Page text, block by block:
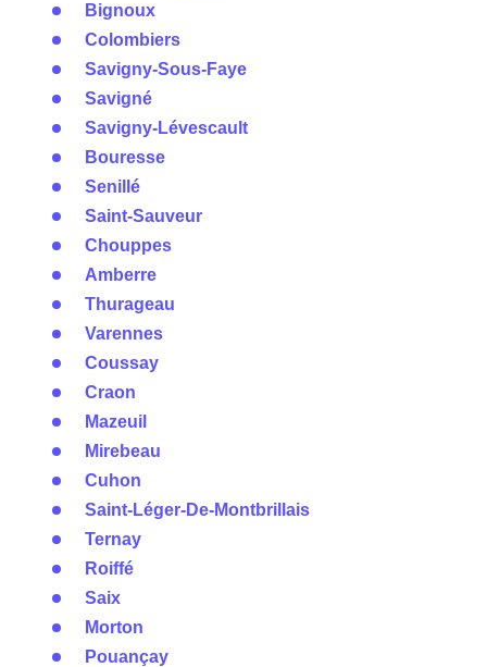
Bignoux
Colombiers
Savigny-Sous-Faye
Savigné
Savigny-Lévescault
Bouresse
Senillé
Saint-Sauveur
Chouppes
Amberre
Thurageau
Varennes
Coussay
Craon
Mazeuil
Mirebeau
Cuhon
Saint-Léger-De-Montbrillais
Ternay
Roiffé
Saix
Morton
Pouançay